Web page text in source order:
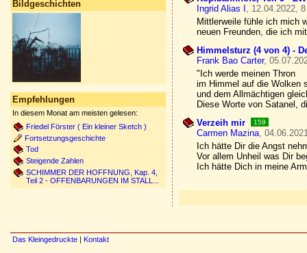
Bildgeschichten
Empfehlungen
In diesem Monat am meisten gelesen:
Friedel Förster ( Ein kleiner Sketch )
Fortsetzungsgeschichte
Tod
Steigende Zahlen
SCHIMMER DER HOFFNUNG, Kap. 4,
Teil 2 - OFFENBARUNGEN IM STALL...
Ingrid Alias I , 12.04.2022,
Mittlerweile fühle ich mich
neuen Freunden, die ich
Himmelsturz (4 von 4) -
Frank Bao Carter,
"Ich werde meinen Thron
im Himmel auf die Wolken
und dem Allmächtigen
Diese Worte von Satanel,
Verzeih mir
159
Carmen Mazina,
Ich hätte Dir die Angst
Vor allem Unheil was Dir
Ich hätte Dich in meine
Das Kleingedruckte | Kontakt